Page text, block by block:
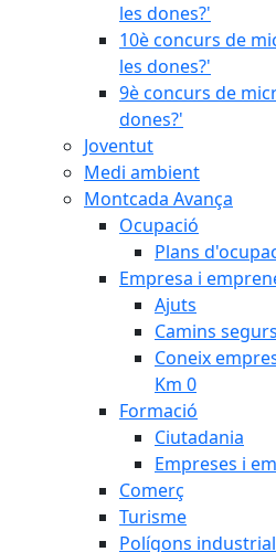
les dones?'
10è concurs de
les dones?'
9è concurs de
dones?'
Joventut
Medi ambient
Montcada Avança
Ocupació
Plans
Empresa i
Ajuts
Camins segurs
Coneix
Km 0
Formació
Ciutadania
Empreses i
Comerç
Turisme
Polígons